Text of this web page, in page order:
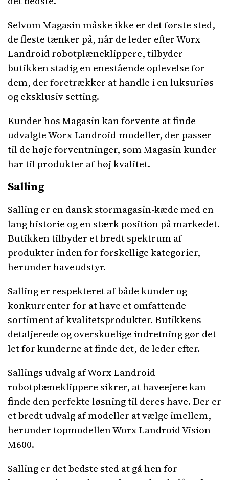
Selvom Magasin måske ikke er det første sted,
de fleste tænker på, når de leder efter Worx
Landroid robotplæneklippere, tilbyder
butikken stadig en enestående oplevelse for
dem, der foretrækker at handle i en luksuriøs
og eksklusiv setting.
Kunder hos Magasin kan forvente at finde
udvalgte Worx Landroid-modeller, der passer
til de høje forventninger, som Magasin kunder
har til produkter af høj kvalitet.
Salling
Salling er en dansk stormagasin-kæde med en
lang historie og en stærk position på markedet.
Butikken tilbyder et bredt spektrum af
produkter inden for forskellige kategorier,
herunder haveudstyr.
Salling er respekteret af både kunder og
konkurrenter for at have et omfattende
sortiment af kvalitetsprodukter. Butikkens
detaljerede og overskuelige indretning gør det
let for kunderne at finde det, de leder efter.
Sallings udvalg af Worx Landroid
robotplæneklippere sikrer, at haveejere kan
finde den perfekte løsning til deres have. Der er
et bredt udvalg af modeller at vælge imellem,
herunder topmodellen Worx Landroid Vision
M600.
Salling er det bedste sted at gå hen for